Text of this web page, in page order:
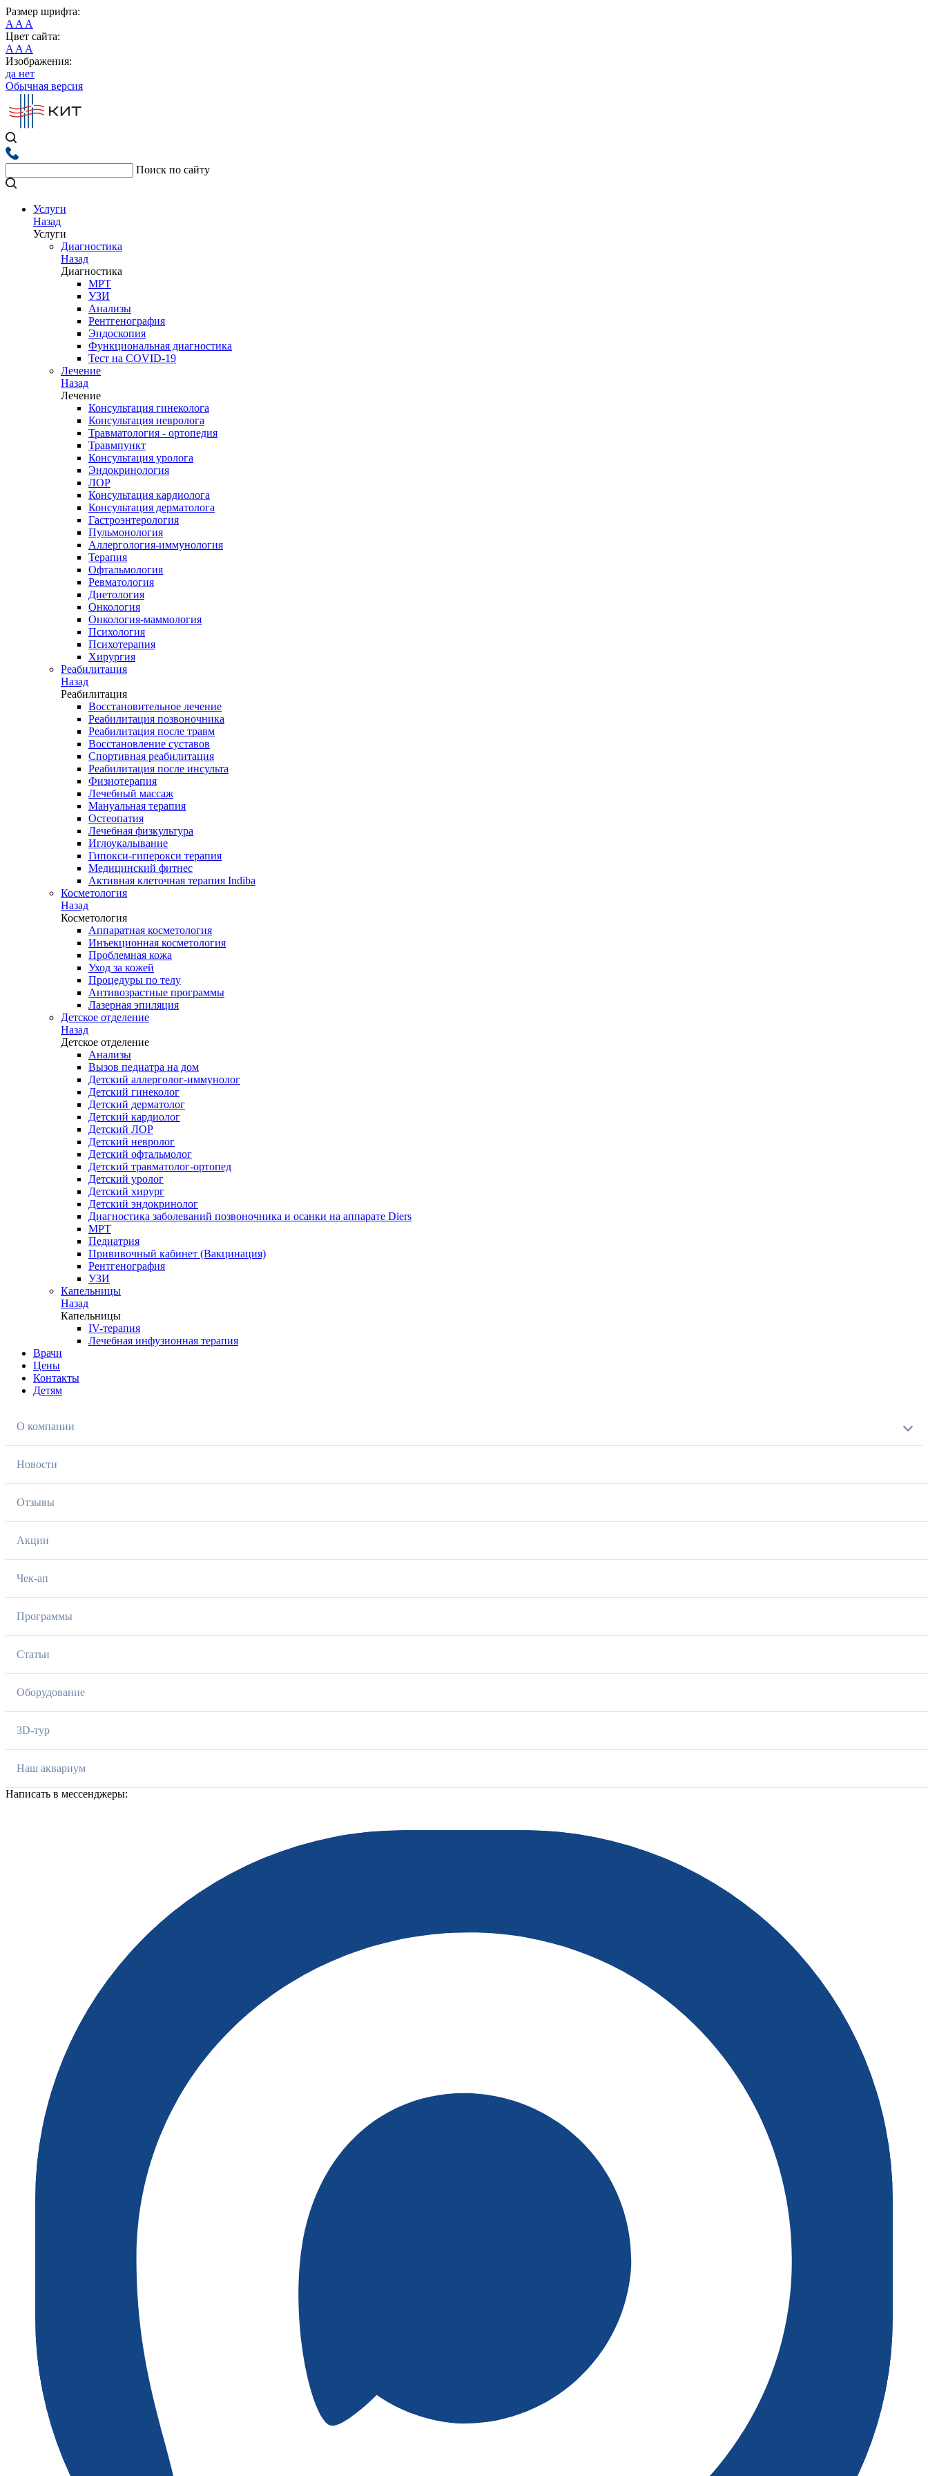
Размер шрифта:
A A A
Цвет сайта:
A A A
Изображения:
да нет
Обычная версия
Поиск по сайту
Услуги
Назад
Услуги
Диагностика
Назад
Диагностика
МРТ
УЗИ
Анализы
Рентгенография
Эндоскопия
Функциональная диагностика
Тест на COVID-19
Лечение
Назад
Лечение
Консультация гинеколога
Консультация невролога
Травматология - ортопедия
Травмпункт
Консультация уролога
Эндокринология
ЛОР
Консультация кардиолога
Консультация дерматолога
Гастроэнтерология
Пульмонология
Аллергология-иммунология
Терапия
Офтальмология
Ревматология
Диетология
Онкология
Онкология-маммология
Психология
Психотерапия
Хирургия
Реабилитация
Назад
Реабилитация
Восстановительное лечение
Реабилитация позвоночника
Реабилитация после травм
Восстановление суставов
Спортивная реабилитация
Реабилитация после инсульта
Физиотерапия
Лечебный массаж
Мануальная терапия
Остеопатия
Лечебная физкультура
Иглоукалывание
Гипокси-гиперокси терапия
Медицинский фитнес
Активная клеточная терапия Indiba
Косметология
Назад
Косметология
Аппаратная косметология
Инъекционная косметология
Проблемная кожа
Уход за кожей
Процедуры по телу
Антивозрастные программы
Лазерная эпиляция
Детское отделение
Назад
Детское отделение
Анализы
Вызов педиатра на дом
Детский аллерголог-иммунолог
Детский гинеколог
Детский дерматолог
Детский кардиолог
Детский ЛОР
Детский невролог
Детский офтальмолог
Детский травматолог-ортопед
Детский уролог
Детский хирург
Детский эндокринолог
Диагностика заболеваний позвоночника и осанки на аппарате Diers
МРТ
Педиатрия
Прививочный кабинет (Вакцинация)
Рентгенография
УЗИ
Капельницы
Назад
Капельницы
IV-терапия
Лечебная инфузионная терапия
Врачи
Цены
Контакты
Детям
О компании
Новости
Отзывы
Акции
Чек-ап
Программы
Статьи
Оборудование
3D-тур
Наш аквариум
Написать в мессенджеры: